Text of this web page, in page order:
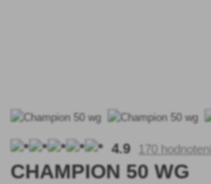
4.9 170 hodnotení
CHAMPION 50 WG